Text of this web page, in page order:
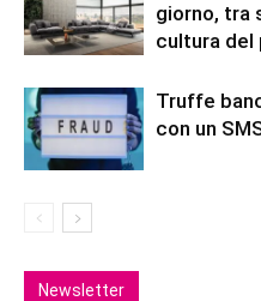
giorno, tra
cultura
Truffe
con un
Newsletter